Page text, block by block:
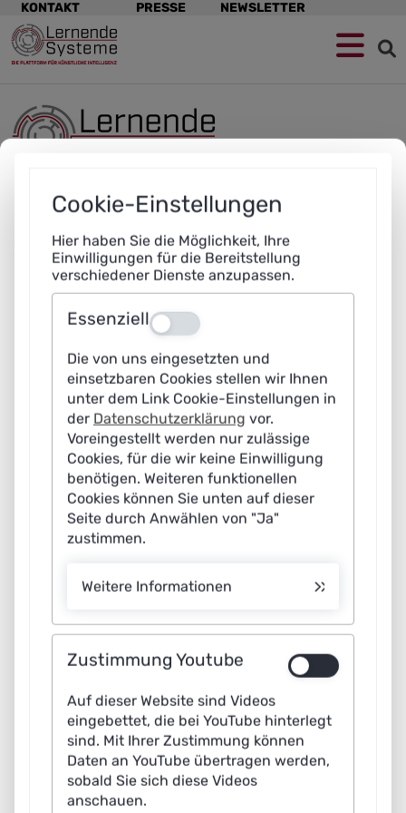
Zur
Navigation
springen
Zum
Hauptinhalt
springen
Zum
Footer
springen
Navigation
überspringen
KONTAKT PRESSE NEWSLETTER
überspringen
Cookie-Einstellungen
Hier haben Sie die Möglichkeit, Ihre
Einwilligungen für die Bereitstellung
verschiedener Dienste anzupassen.
Essenziell Aus
Die von uns eingesetzten und
einsetzbaren Cookies stellen wir Ihnen
unter dem Link Cookie-Einstellungen in
der Datenschutzerklärung vor.
Voreingestellt werden nur zulässige
Cookies, für die wir keine Einwilligung
benötigen. Weiteren funktionellen
Cookies können Sie unten auf dieser
Seite durch Anwählen von "Ja"
zustimmen.
Weitere Informationen
Zustimmung Youtube
Auf dieser Website sind Videos
eingebettet, die bei YouTube hinterlegt
sind. Mit Ihrer Zustimmung können
Daten an YouTube übertragen werden,
sobald Sie sich diese Videos
anschauen.